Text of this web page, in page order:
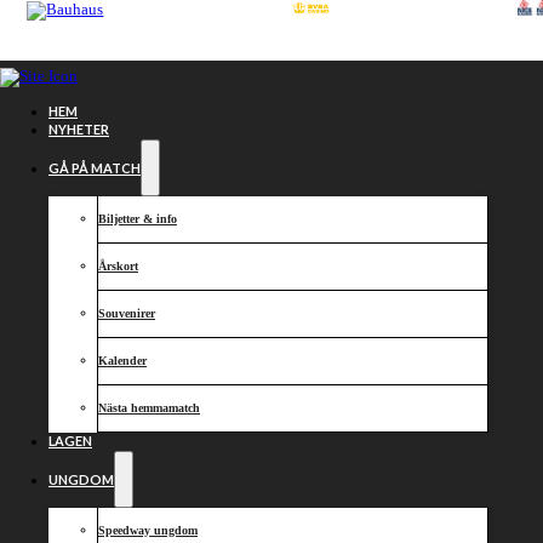
Hoppa till huvudinnehåll
HEM
NYHETER
GÅ PÅ MATCH
Biljetter & info
Årskort
Souvenirer
Kalender
Nästa hemmamatch
LAGEN
UNGDOM
Speedway ungdom
Kraftig
ökning av